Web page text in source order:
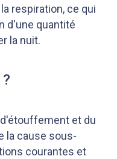
respiration, ce qui
d'une quantité
la nuit.
et du
la cause sous-
courantes et